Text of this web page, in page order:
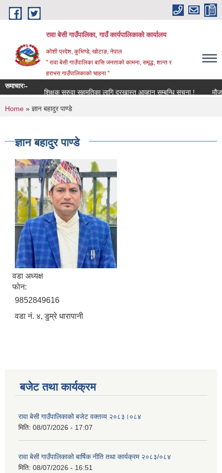
Skip to main content
रावा बेसी गाउँपालिका, गाउँ कार्यपालिकाको कार्यालय
कोशी प्रदेश, कुभिण्डे, खोटाङ, नेपाल
" रावा बेसी गाउँपालिका बासि जनताको कामना, समृद्ध, शान्त र
हराभरा गाउँपालिकाको चाहना "
समाचारः-
शिक्षक सरुवा सहमतिका लागि दरखास्त आव्हान सम्बन्धि सूचना !
मौजुदा
You are here
Home » ज्ञान बहादुर पाण्डे
ज्ञान बहादुर पाण्डे
वडा अध्यक्ष
फोन:
9852849616
वडा नं. ४, डुम्रे धारापानी
बजेट तथा कार्यक्रम
रावा बेसी गाउँपालिकाको बजेट वक्तव्य २०८३।०८४
मिति: 08/07/2026 - 17:07
रावा बेसी गाउँपालिकाको बार्षिक नीति तथा कार्यक्रम २०८३/०८४
मिति: 08/07/2026 - 16:51